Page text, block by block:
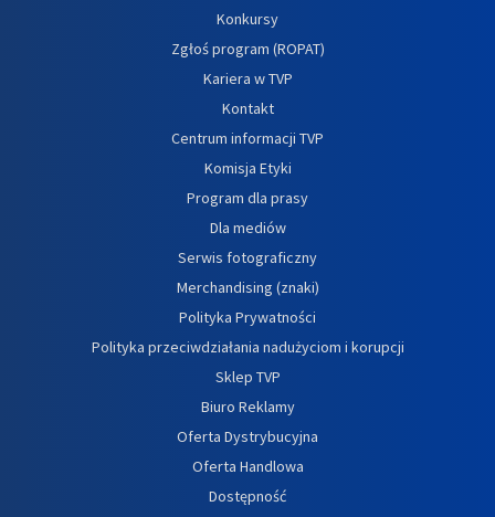
Konkursy
Zgłoś program (ROPAT)
Kariera w TVP
Kontakt
Centrum informacji TVP
Komisja Etyki
Program dla prasy
Dla mediów
Serwis fotograficzny
Merchandising (znaki)
Polityka Prywatności
Polityka przeciwdziałania nadużyciom i korupcji
Sklep TVP
Biuro Reklamy
Oferta Dystrybucyjna
Oferta Handlowa
Dostępność